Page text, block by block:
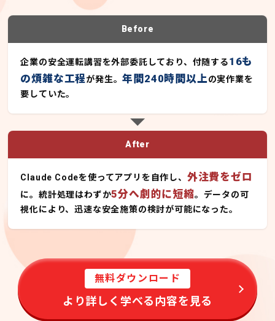
Before
企業の安全運転講習を外部委託しており、付随する16も
の煩雑な工程が発生。年間240時間以上の実作業を
要していた。
After
Claude Codeを使ってアプリを自作し、 外注費をゼロ
に。統計処理はわずか5分へ劇的に短縮。データの可
視化により、迅速な安全施策の検討が可能になった。
無料ダウンロード
より詳しく学べる内容を見る